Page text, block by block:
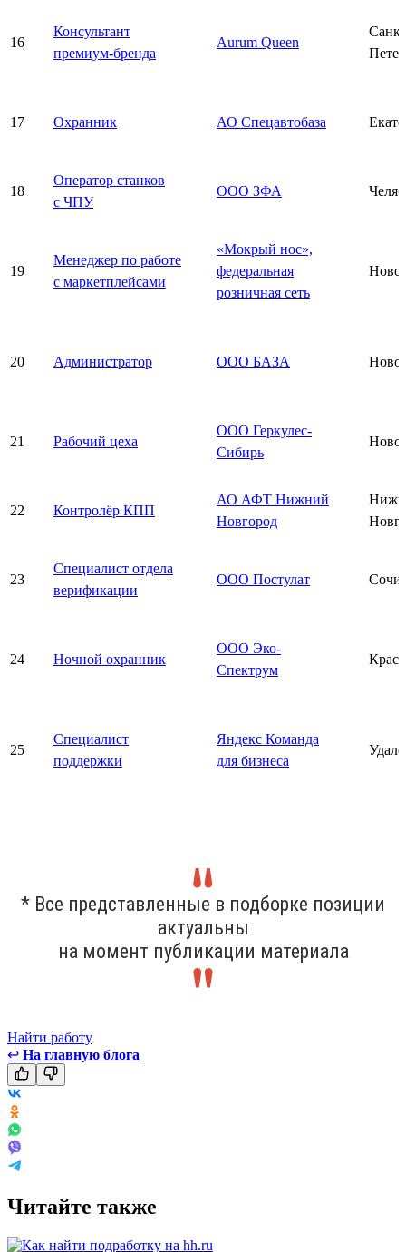
16
Консультант
премиум-бренда
Aurum Queen
17 Охранник АО Спецавтобаза
18
Оператор станков
с ЧПУ
ООО ЗФА
19
Менеджер по работе
с маркетплейсами
«Мокрый нос»,
федеральная
розничная сеть
20 Администратор ООО БАЗА
21 Рабочий цеха
ООО Геркулес-
Сибирь
22 Контролёр КПП
АО АФТ Нижний
Новгород
23
Специалист отдела
верификации
ООО Постулат Сочи
24 Ночной охранник
ООО Эко-
Спектрум
25
Специалист
поддержки
Яндекс Команда
для бизнеса
* Все представленные в подборке позиции
актуальны
на момент публикации материала
Найти работу
↩ На главную блога
Читайте также